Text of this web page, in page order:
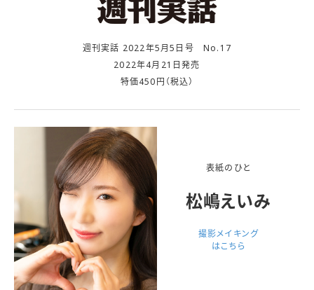
週刊実話 2022年5月5日号 No.17
2022年4月21日発売
特価450円（税込）
表紙のひと
松嶋えいみ
撮影メイキング
はこちら